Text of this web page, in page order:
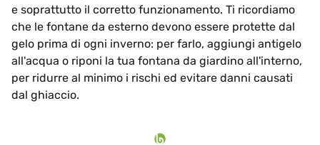
e soprattutto il corretto funzionamento. Ti ricordiamo
che le fontane da esterno devono essere protette dal
gelo prima di ogni inverno: per farlo, aggiungi antigelo
all'acqua o riponi la tua fontana da giardino all'interno,
per ridurre al minimo i rischi ed evitare danni causati
dal ghiaccio.